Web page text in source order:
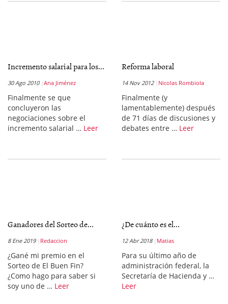
Incremento salarial para los...
30 Ago 2010 Ana Jiménez
Finalmente se que
concluyeron las
negociaciones sobre el
incremento salarial … Leer
Reforma laboral
14 Nov 2012 Nicolas Rombiola
Finalmente (y
lamentablemente) después
de 71 días de discusiones y
debates entre … Leer
Ganadores del Sorteo de...
8 Ene 2019 Redaccion
¿Gané mi premio en el
Sorteo de El Buen Fin?
¿Como hago para saber si
soy uno de … Leer
¿De cuánto es el...
12 Abr 2018 Matias
Para su último año de
administración federal, la
Secretaría de Hacienda y …
Leer